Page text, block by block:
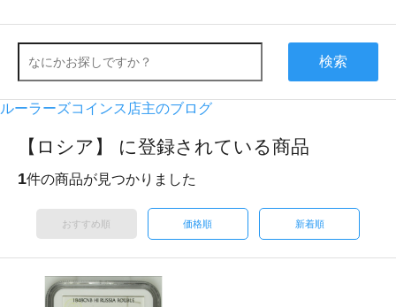
検索
ルーラーズコインス店主のブログ
【ロシア】 に登録されている商品
1件の商品が見つかりました
おすすめ順 価格順 新着順